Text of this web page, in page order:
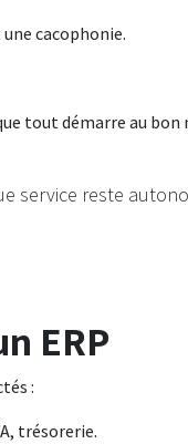
cacophonie.
tout démarre au
service reste
ERP
:
trésorerie.